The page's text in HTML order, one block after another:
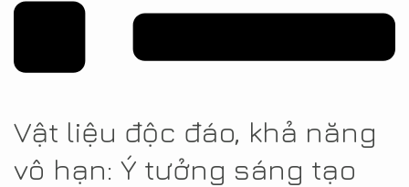
Vật liệu độc đáo, khả năng
vô hạn: Ý tưởng sáng tạo